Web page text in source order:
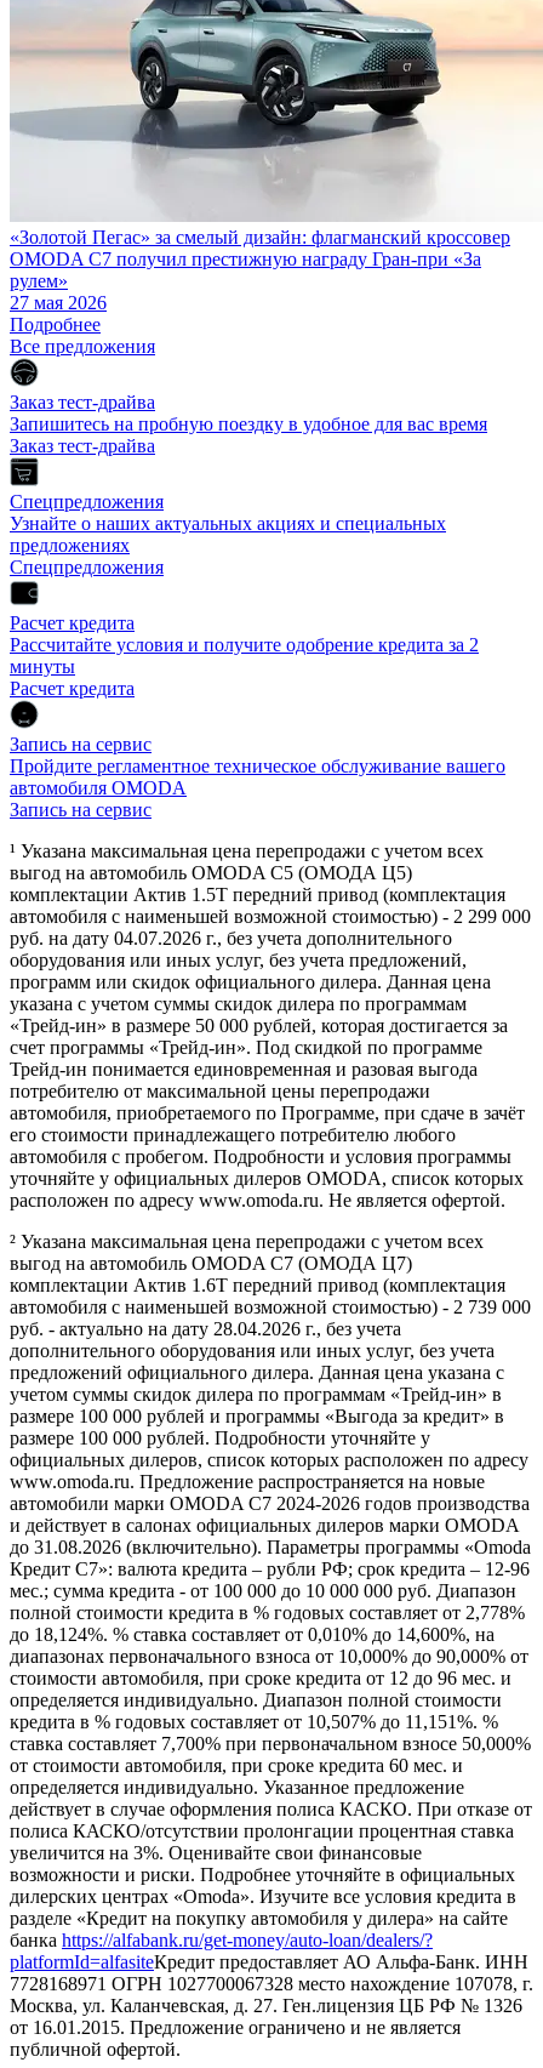
«Золотой Пегас» за смелый дизайн: флагманский кроссовер
OMODA C7 получил престижную награду Гран-при «За
рулем»
27 мая 2026
Подробнее
Все предложения
Заказ тест-драйва
Запишитесь на пробную поездку в удобное для вас время
Заказ тест-драйва
Спецпредложения
Узнайте о наших актуальных акциях и специальных
предложениях
Спецпредложения
Расчет кредита
Рассчитайте условия и получите одобрение кредита за 2
минуты
Расчет кредита
Запись на сервис
Пройдите регламентное техническое обслуживание вашего
автомобиля OMODA
Запись на сервис
¹ Указана максимальная цена перепродажи с учетом всех
выгод на автомобиль OMODA C5 (ОМОДА Ц5)
комплектации Актив 1.5Т передний привод (комплектация
автомобиля с наименьшей возможной стоимостью) - 2 299 000
руб. на дату 04.07.2026 г., без учета дополнительного
оборудования или иных услуг, без учета предложений,
программ или скидок официального дилера. Данная цена
указана с учетом суммы скидок дилера по программам
«Трейд-ин» в размере 50 000 рублей, которая достигается за
счет программы «Трейд-ин». Под скидкой по программе
Трейд-ин понимается единовременная и разовая выгода
потребителю от максимальной цены перепродажи
автомобиля, приобретаемого по Программе, при сдаче в зачёт
его стоимости принадлежащего потребителю любого
автомобиля с пробегом. Подробности и условия программы
уточняйте у официальных дилеров OMODA, список которых
расположен по адресу www.omoda.ru. Не является офертой.
² Указана максимальная цена перепродажи с учетом всех
выгод на автомобиль OMODA C7 (ОМОДА Ц7)
комплектации Актив 1.6T передний привод (комплектация
автомобиля с наименьшей возможной стоимостью) - 2 739 000
руб. - актуально на дату 28.04.2026 г., без учета
дополнительного оборудования или иных услуг, без учета
предложений официального дилера. Данная цена указана с
учетом суммы скидок дилера по программам «Трейд-ин» в
размере 100 000 рублей и программы «Выгода за кредит» в
размере 100 000 рублей. Подробности уточняйте у
официальных дилеров, список которых расположен по адресу
www.omoda.ru. Предложение распространяется на новые
автомобили марки OMODA C7 2024-2026 годов производства
и действует в салонах официальных дилеров марки OMODA
до 31.08.2026 (включительно). Параметры программы «Omoda
Кредит C7»: валюта кредита – рубли РФ; срок кредита – 12-96
мес.; сумма кредита - от 100 000 до 10 000 000 руб. Диапазон
полной стоимости кредита в % годовых составляет от 2,778%
до 18,124%. % ставка составляет от 0,010% до 14,600%, на
диапазонах первоначального взноса от 10,000% до 90,000% от
стоимости автомобиля, при сроке кредита от 12 до 96 мес. и
определяется индивидуально. Диапазон полной стоимости
кредита в % годовых составляет от 10,507% до 11,151%. %
ставка составляет 7,700% при первоначальном взносе 50,000%
от стоимости автомобиля, при сроке кредита 60 мес. и
определяется индивидуально. Указанное предложение
действует в случае оформления полиса КАСКО. При отказе от
полиса КАСКО/отсутствии пролонгации процентная ставка
увеличится на 3%. Оценивайте свои финансовые
возможности и риски. Подробнее уточняйте в официальных
дилерских центрах «Omoda». Изучите все условия кредита в
разделе «Кредит на покупку автомобиля у дилера» на сайте
банка https://alfabank.ru/get-money/auto-loan/dealers/?
platformId=alfasiteКредит предоставляет АО Альфа-Банк. ИНН
7728168971 ОГРН 1027700067328 место нахождение 107078, г.
Москва, ул. Каланчевская, д. 27. Ген.лицензия ЦБ РФ № 1326
от 16.01.2015. Предложение ограничено и не является
публичной офертой.